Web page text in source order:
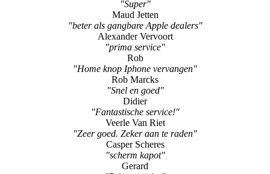
"Super"
Maud Jetten
"beter als gangbare Apple dealers"
Alexander Vervoort
"prima service"
Rob
"Home knop Iphone vervangen"
Rob Marcks
"Snel en goed"
Didier
"Fantastische service!"
Veerle Van Riet
"Zeer goed. Zeker aan te raden"
Casper Scheres
"scherm kapot"
Gerard